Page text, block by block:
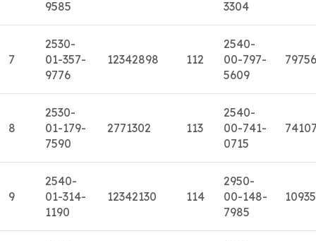
9585
3304
7
2530-
01-357-
9776
12342898 112
2540-
00-797-
5609
8
2530-
01-179-
7590
2771302 113
2540-
00-741-
0715
9
2540-
01-314-
1190
12342130 114
2950-
00-148-
7985